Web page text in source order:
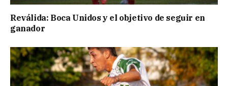
Reválida: Boca Unidos y el objetivo de seguir en
ganador